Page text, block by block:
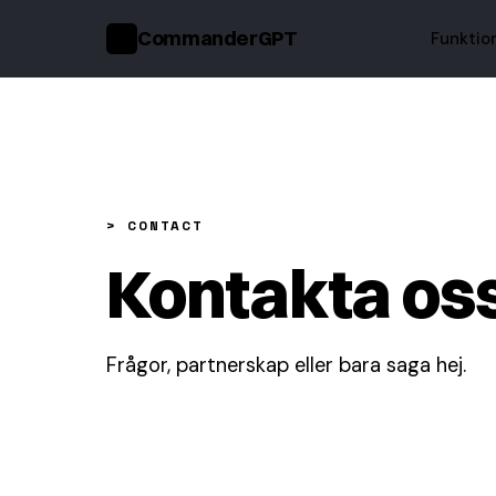
CommanderGPT
> CONTACT
Kontakta
Frågor, partnerskap eller bara saga hej.